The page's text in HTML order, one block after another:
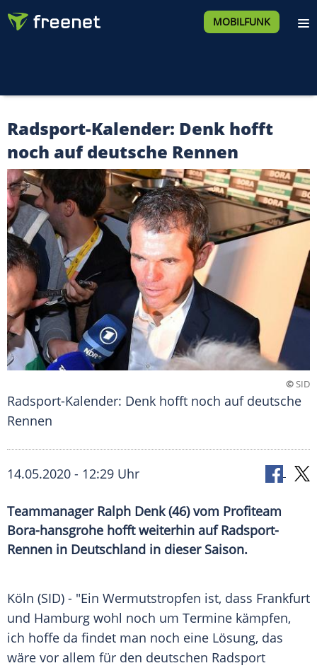
MOBILFUNK
Radsport-Kalender: Denk hofft
noch auf deutsche Rennen
©SID
Radsport-Kalender: Denk hofft noch auf deutsche
Rennen
14.05.2020 - 12:29 Uhr
Teammanager Ralph Denk (46) vom Profiteam
Bora-hansgrohe hofft weiterhin auf Radsport-
Rennen in Deutschland in dieser Saison.
Köln (SID) - "Ein Wermutstropfen ist, dass Frankfurt
und Hamburg wohl noch um Termine kämpfen,
ich hoffe da findet man noch eine Lösung, das
wäre vor allem für den deutschen Radsport